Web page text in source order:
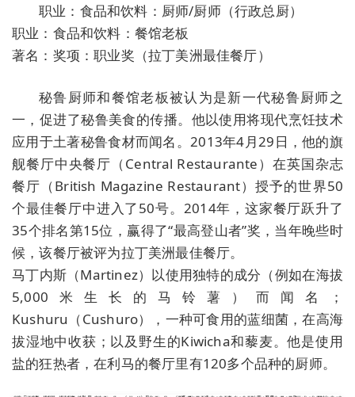
职业：食品和饮料：厨师/厨师（行政总厨）
职业：食品和饮料：餐馆老板
著名：奖项：职业奖（拉丁美洲最佳餐厅）
秘鲁厨师和餐馆老板被认为是新一代秘鲁厨师之
一，促进了秘鲁美食的传播。他以使用将现代烹饪技术
应用于土著秘鲁食材而闻名。2013年4月29日，他的旗
舰餐厅中央餐厅（Central Restaurante）在英国杂志
餐厅（British Magazine Restaurant）授予的世界50
个最佳餐厅中进入了50号。2014年，这家餐厅跃升了
35个排名第15位，赢得了“最高登山者”奖，当年晚些时
候，该餐厅被评为拉丁美洲最佳餐厅。
马丁内斯（Martinez）以使用独特的成分（例如在海拔
5,000米生长的马铃薯）而闻名；
Kushuru（Cushuro），一种可食用的蓝细菌，在高海
拔湿地中收获；以及野生的Kiwicha和藜麦。他是使用
盐的狂热者，在利马的餐厅里有120多个品种的厨师。